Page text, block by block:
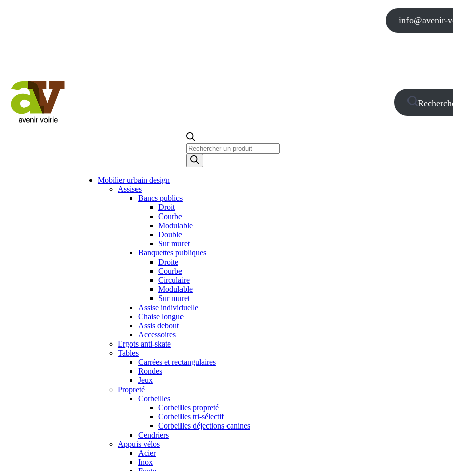
info@avenir-
Recherche
de
produits
Mobilier urbain design
Assises
Bancs publics
Droit
Courbe
Modulable
Double
Sur muret
Banquettes publiques
Droite
Courbe
Circulaire
Modulable
Sur muret
Assise individuelle
Chaise longue
Assis debout
Accessoires
Ergots anti-skate
Tables
Carrées et rectangulaires
Rondes
Jeux
Propreté
Corbeilles
Corbeilles propreté
Corbeilles tri-sélectif
Corbeilles déjections canines
Cendriers
Appuis vélos
Acier
Inox